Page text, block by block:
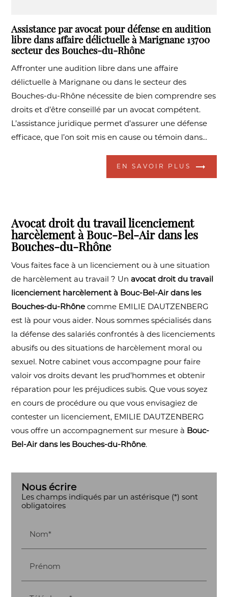
Assistance par avocat pour défense en audition
libre dans affaire délictuelle à Marignane 13700
secteur des Bouches-du-Rhône
Affronter une audition libre dans une affaire
délictuelle à Marignane ou dans le secteur des
Bouches-du-Rhône nécessite de bien comprendre ses
droits et d’être conseillé par un avocat compétent.
L’assistance juridique permet d’assurer une défense
efficace, que l’on soit mis en cause ou témoin dans...
EN SAVOIR PLUS
Avocat droit du travail licenciement
harcèlement à Bouc-Bel-Air dans les
Bouches-du-Rhône
Vous faites face à un licenciement ou à une situation
de harcèlement au travail ? Unavocat droit du travail
licenciement harcèlement à Bouc-Bel-Air dans les
Bouches-du-Rhône comme EMILIE DAUTZENBERG
est là pour vous aider. Nous sommes spécialisés dans
la défense des salariés confrontés à des licenciements
abusifs ou des situations de harcèlement moral ou
sexuel. Notre cabinet vous accompagne pour faire
valoir vos droits devant les prud’hommes et obtenir
réparation pour les préjudices subis. Que vous soyez
en cours de procédure ou que vous envisagiez de
contester un licenciement, EMILIE DAUTZENBERG
vous offre un accompagnement sur mesure à Bouc-
Bel-Air dans les Bouches-du-Rhône.
Nous écrire
Les champs indiqués par un astérisque (*) sont
obligatoires
Nom*
Prénom